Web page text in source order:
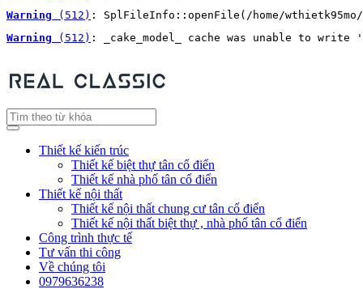
Warning (512) : SplFileInfo::openFile(/home/wthietk95mo/
Warning (512) : _cake_model_ cache was unable to
Thiết kế kiến trúc
Thiết kế biệt thự tân cổ điển
Thiết kế nhà phố tân cổ điển
Thiết kế nội thất
Thiết kế nội thất chung cư tân cổ điển
Thiết kế nội thất biệt thự , nhà phố tân cổ điển
Công trình thực tế
Tư vấn thi công
Về chúng tôi
0979636238